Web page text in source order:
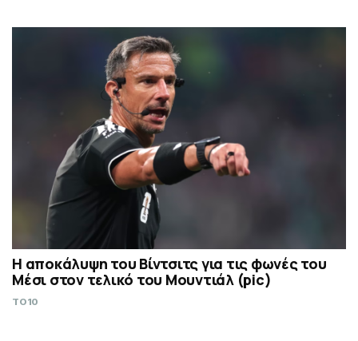
Η αποκάλυψη του Βίντσιτς για τις φωνές του
Μέσι στον τελικό του Μουντιάλ (pic)
TO10